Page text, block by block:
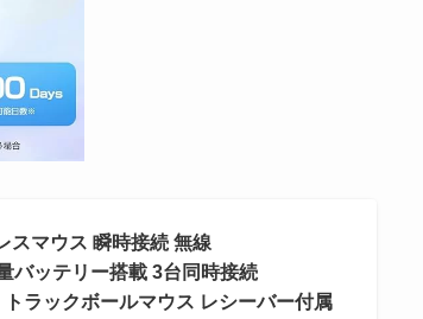
スマウス 瞬時接続 無線
バッテリー搭載 3台同時接続
ラックボールマウス レシーバー付属